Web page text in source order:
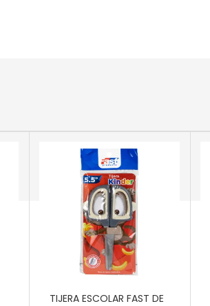
TIJERA ESCOLAR FAST DE